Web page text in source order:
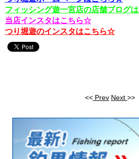
フィッシング遊一宮店の店舗ブログ
当店インスタはこちら☆
つり堀遊のインスタはこちら☆
<< Prev Next >>